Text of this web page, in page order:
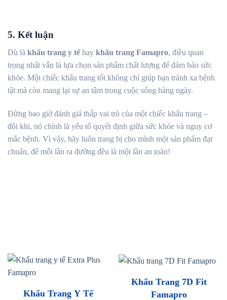
5. Kết luận
Dù là khẩu trang y tếhay khẩu trang Famapro, điều quan
trọng nhất vẫn là lựa chọn sản phẩm chất lượng để đảm bảo sức
khỏe. Một chiếc khẩu trang tốt không chỉ giúp bạn tránh xa bệnh
tật mà còn mang lại sự an tâm trong cuộc sống hàng ngày.
Đừng bao giờ đánh giá thấp vai trò của một chiếc khẩu trang –
đôi khi, nó chính là yếu tố quyết định giữa sức khỏe và nguy cơ
mắc bệnh. Vì vậy, hãy luôn trang bị cho mình một sản phẩm đạt
chuẩn, để mỗi lần ra đường đều là một lần an toàn!
Khẩu Trang Y Tế
Khẩu Trang 7D Fit
Famapro